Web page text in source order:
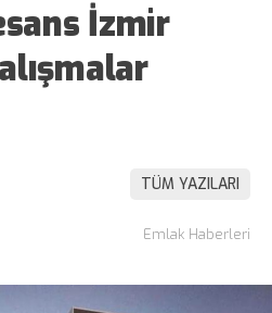
İzmir
TÜM YAZILARI
Emlak Haberleri